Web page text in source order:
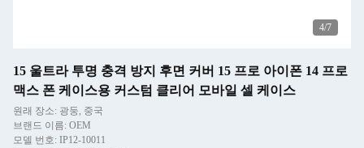
5/7
15 울트라 투명 충격 방지 후면 커버 15 프로 아이폰 14 프로
맥스 폰 케이스용 커스텀 클리어 모바일 셀 케이스
원래 장소: 광둥, 중국
브랜드 이름: OEM
모델 번호: IP12-10011